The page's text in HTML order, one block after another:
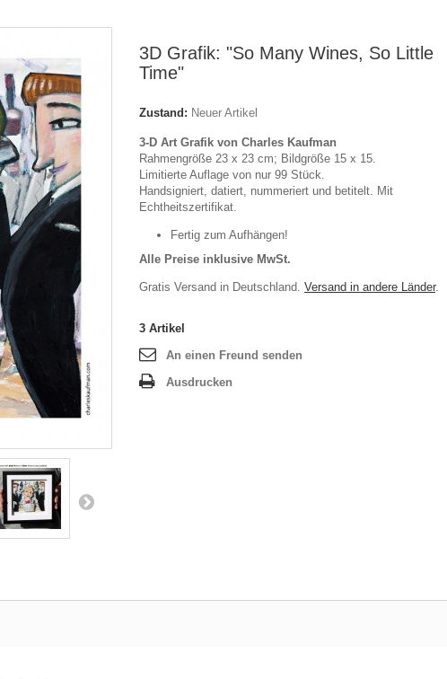
3D Grafik: "So Many Wines, So Little
Time"
Zustand: Neuer Artikel
3-D Art Grafik von Charles Kaufman
Rahmengröße 23 x 23 cm; Bildgröße 15 x 15.
Limitierte Auflage von nur 99 Stück.
Handsigniert, datiert, nummeriert und betitelt. Mit
Echtheitszertifikat.
Fertig zum Aufhängen!
Alle Preise inklusive MwSt.
Gratis Versand in Deutschland. Versand in andere Länder.
3 Artikel
An einen Freund senden
Ausdrucken